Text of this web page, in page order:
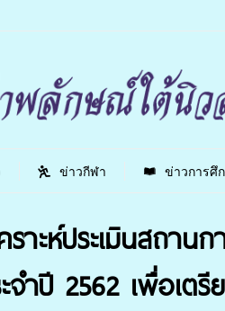
ข่าวกีฬา ข่าวการศึ
าะห์ประเมินสถาน
ำปี 2562 เพื่อเ